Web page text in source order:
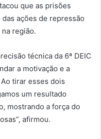
que as prisões
ações de repressão
região.
técnica da 6ª DEIC
a motivação e a
tirar esses dois
um resultado
mostrando a força do
afirmou.